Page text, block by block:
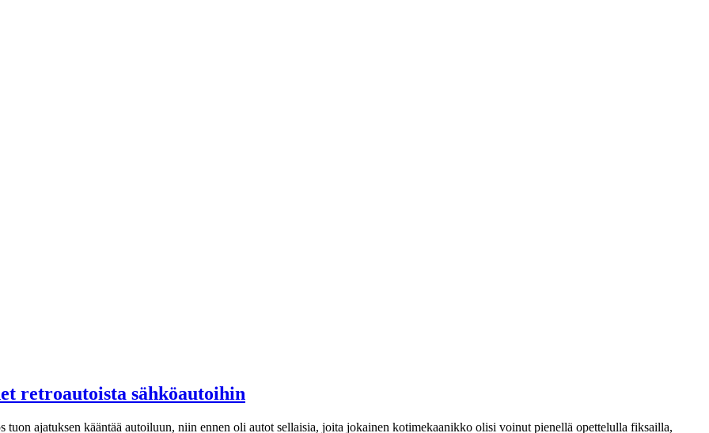
retroautoista sähköautoihin
tuon ajatuksen kääntää autoiluun, niin ennen oli autot sellaisia, joita jokainen kotimekaanikko olisi voinut pienellä opettelulla fiksailla,